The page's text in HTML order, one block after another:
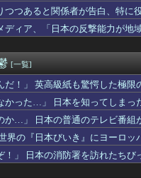
銭飲食はやめてください」
かけないというけど、実際の
クソイントロはギリ超える
んの？
・・・・
井寺 眞16歳4カ月5日ゴール 全
ドRPG、アクション、ターン制
るんだ知らんかったわ
きょうだいを上に置いていた
の謳い文句にネット騒然
つつあると関係者が告白、特
ディア、「日本の反撃能力が
[一覧]
だ！」 英高級紙も驚愕した極限
かった…」 日本を知ってしまっ
か…」 日本の普通のテレビ番組
界の『日本びいき』にヨーロッ
」 日本の消防署を訪れたちび